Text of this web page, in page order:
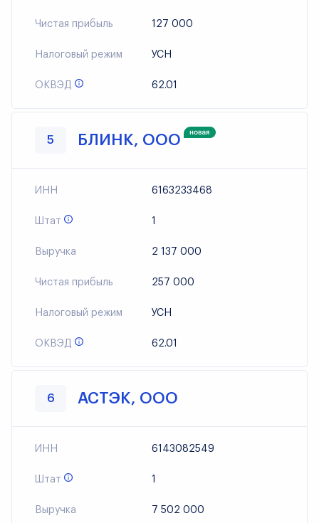
Чистая прибыль 127 000
Налоговый режим УСН
ОКВЭД 62.01
5 БЛИНК, ООО
ИНН 6163233468
Штат 1
Выручка 2 137 000
Чистая прибыль 257 000
Налоговый режим УСН
ОКВЭД 62.01
6 АСТЭК, ООО
ИНН 6143082549
Штат 1
Выручка 7 502 000